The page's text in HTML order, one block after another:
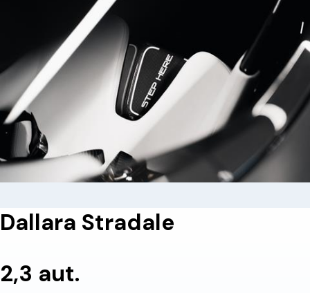
Dallara Stradale
2,3 aut.